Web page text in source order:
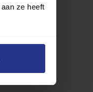
ze heeft